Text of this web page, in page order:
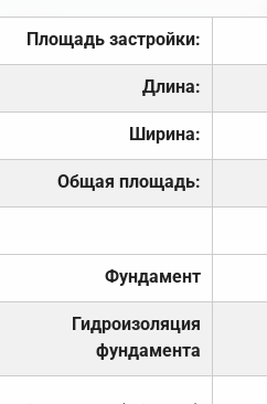
Площадь застройки:
Длина:
Ширина:
Общая площадь:
Фундамент
Гидроизоляция
фундамента